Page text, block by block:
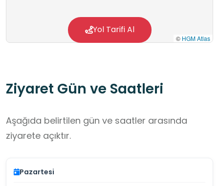
© HGM Atlas
Yol Tarifi Al
Ziyaret Gün ve Saatleri
Aşağıda belirtilen gün ve saatler arasında
ziyarete açıktır.
Pazartesi